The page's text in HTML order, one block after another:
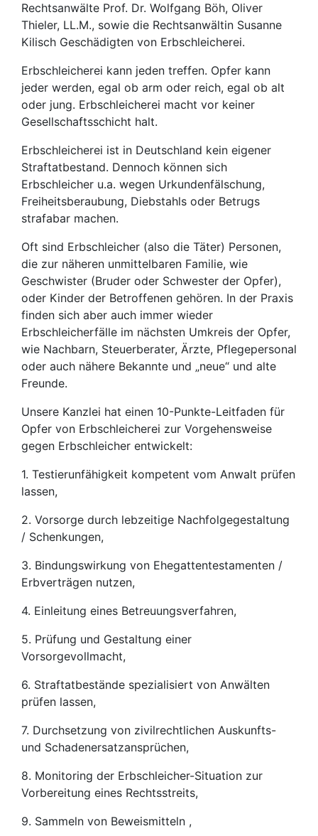
Rechtsanwälte Prof. Dr. Wolfgang Böh, Oliver
Thieler, LL.M., sowie die Rechtsanwältin Susanne
Kilisch Geschädigten von Erbschleicherei.
Erbschleicherei kann jeden treffen. Opfer kann
jeder werden, egal ob arm oder reich, egal ob alt
oder jung. Erbschleicherei macht vor keiner
Gesellschaftsschicht halt.
Erbschleicherei ist in Deutschland kein eigener
Straftatbestand. Dennoch können sich
Erbschleicher u.a. wegen Urkundenfälschung,
Freiheitsberaubung, Diebstahls oder Betrugs
strafabar machen.
Oft sind Erbschleicher (also die Täter) Personen,
die zur näheren unmittelbaren Familie, wie
Geschwister (Bruder oder Schwester der Opfer),
oder Kinder der Betroffenen gehören. In der Praxis
finden sich aber auch immer wieder
Erbschleicherfälle im nächsten Umkreis der Opfer,
wie Nachbarn, Steuerberater, Ärzte, Pflegepersonal
oder auch nähere Bekannte und „neue“ und alte
Freunde.
Unsere Kanzlei hat einen 10-Punkte-Leitfaden für
Opfer von Erbschleicherei zur Vorgehensweise
gegen Erbschleicher entwickelt:
1. Testierunfähigkeit kompetent vom Anwalt prüfen
lassen,
2. Vorsorge durch lebzeitige Nachfolgegestaltung
/ Schenkungen,
3. Bindungswirkung von Ehegattentestamenten /
Erbverträgen nutzen,
4. Einleitung eines Betreuungsverfahren,
5. Prüfung und Gestaltung einer
Vorsorgevollmacht,
6. Straftatbestände spezialisiert von Anwälten
prüfen lassen,
7. Durchsetzung von zivilrechtlichen Auskunfts-
und Schadenersatzansprüchen,
8. Monitoring der Erbschleicher-Situation zur
Vorbereitung eines Rechtsstreits,
9. Sammeln von Beweismitteln ,